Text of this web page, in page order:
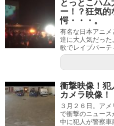
とっとこハ
ー！？狂気的
愕・・・。
有名な日本アニ
達に大人気だっ
歌でレイブパーテ
衝撃映像！犯
カメラ映像！
３月２６日。ア
で衝撃のニュー
中に犯人が警察車